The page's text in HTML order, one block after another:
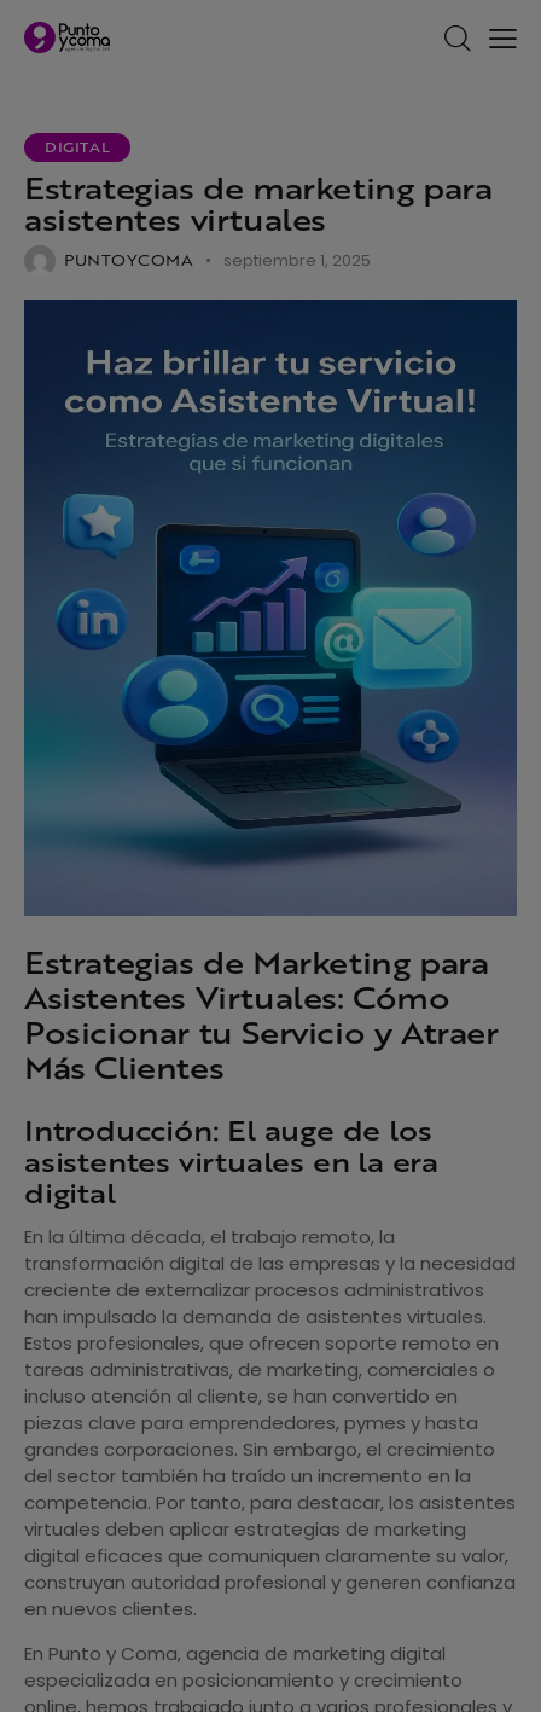
DIGITAL
Estrategias de marketing para
asistentes virtuales
PUNTOYCOMA septiembre 1, 2025
Estrategias de Marketing para
Asistentes Virtuales: Cómo
Posicionar tu Servicio y Atraer
Más Clientes
Introducción: El auge de los
asistentes virtuales en la era
digital
En la última década, el trabajo remoto, la
transformación digital de las empresas y la necesidad
creciente de externalizar procesos administrativos
han impulsado la demanda de asistentes virtuales.
Estos profesionales, que ofrecen soporte remoto en
tareas administrativas, de marketing, comerciales o
incluso atención al cliente, se han convertido en
piezas clave para emprendedores, pymes y hasta
grandes corporaciones. Sin embargo, el crecimiento
del sector también ha traído un incremento en la
competencia. Por tanto, para destacar, los asistentes
virtuales deben aplicar estrategias de marketing
digital eficaces que comuniquen claramente su valor,
construyan autoridad profesional y generen confianza
en nuevos clientes.
En Punto y Coma, agencia de marketing digital
especializada en posicionamiento y crecimiento
online, hemos trabajado junto a varios profesionales y